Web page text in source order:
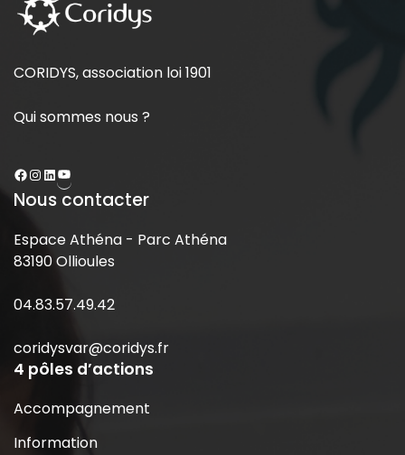
CORIDYS, association loi 1901
Qui sommes nous ?
Nous contacter
Espace Athéna - Parc Athéna
83190 Ollioules
04.83.57.49.42
coridysvar@coridys.fr
4 pôles d’actions
Accompagnement
Information